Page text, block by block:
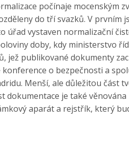
počínaje mocenským
do tří svazků. V
vystaven normalizační
doby, kdy ministerstvo
jež publikované dokumenty
o bezpečnosti a
Menší, ale důležitou část
dokumentace je také
aparát a rejstřík, který